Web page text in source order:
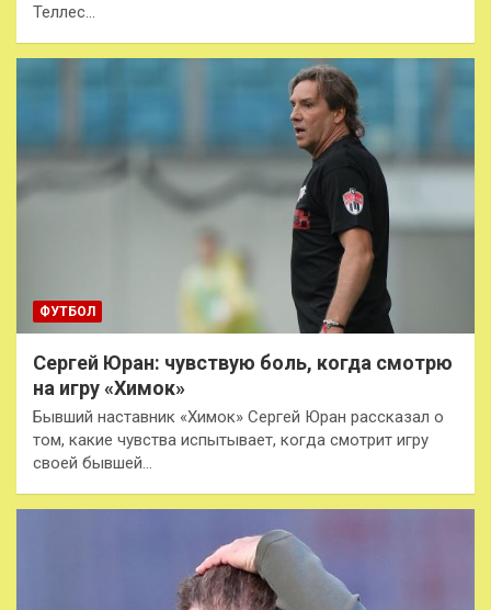
Теллес…
ФУТБОЛ
Сергей Юран: чувствую боль, когда смотрю
на игру «Химок»
Бывший наставник «Химок» Сергей Юран рассказал о
том, какие чувства испытывает, когда смотрит игру
своей бывшей…